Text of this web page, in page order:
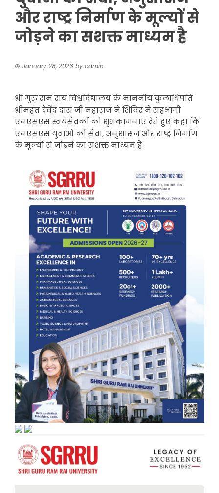
और राष्ट्र निर्माण के मूल्यों से
जोड़ने का सशक्त माध्यम है
January 28, 2026 by admin
श्री गुरु राम राय विश्वविद्यालय के माननीय कुलाधिपति
श्रीमहंत देवेंद्र दास जी महाराज ने शिविर में सहभागी
एनएसएस स्वयंसेवकों को शुभकामनाएं देते हुए कहा कि
एनएसएस युवाओं को सेवा, अनुशासन और राष्ट्र निर्माण
के मूल्यों से जोड़ने का सशक्त माध्यम है